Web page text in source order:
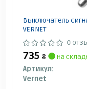
Выключатель
VERNET
0
735 ₴
на
Артикул:
Vernet